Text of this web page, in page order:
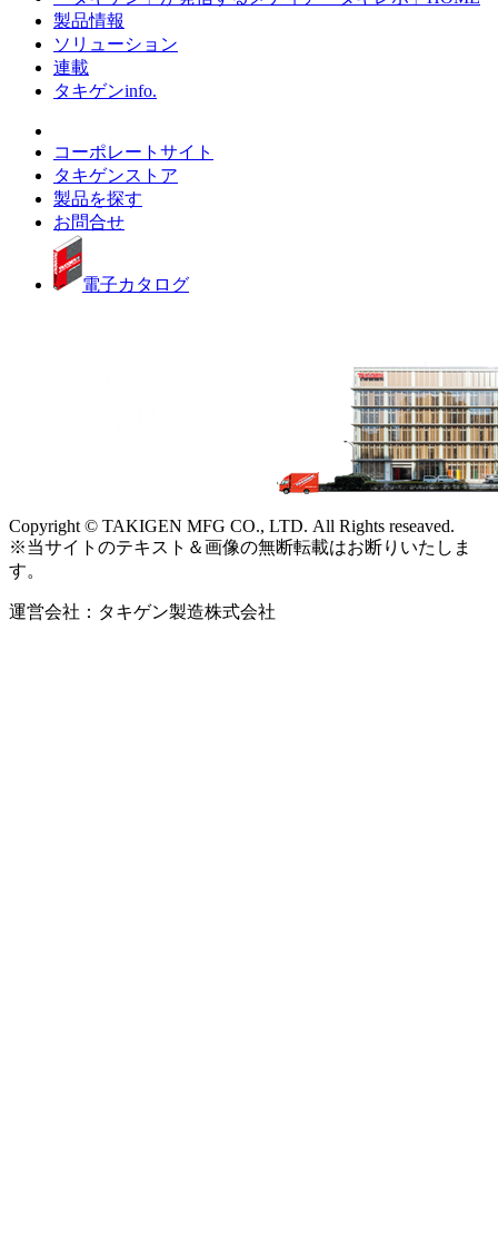
製品情報
ソリューション
連載
タキゲンinfo.
コーポレートサイト
タキゲンストア
製品を探す
お問合せ
電子カタログ
Copyright © TAKIGEN MFG CO., LTD. All Rights reseaved.
※当サイトのテキスト＆画像の無断転載はお断りいたしま
す。
運営会社：タキゲン製造株式会社